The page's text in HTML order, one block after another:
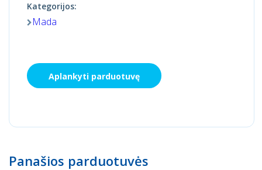
Kategorijos:
Mada
Aplankyti parduotuvę
Panašios parduotuvės